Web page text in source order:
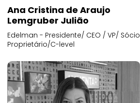
Ana Cristina de Araujo
Lemgruber Julião
Edelman - Presidente/ CEO / VP/ Sócio
Proprietário/C-level